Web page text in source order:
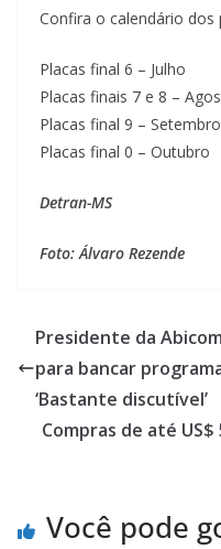
Confira o calendário
Placas final 6 – Julho
Placas finais 7 e 8 –
Placas final 9 – Setembro
Placas final 0 – Outubro
Detran-MS
Foto: Álvaro Rezende
Presidente da
para bancar
‘Bastante discutível’
Compras de até
Você pode